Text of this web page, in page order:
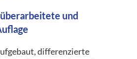
und
differenzierte